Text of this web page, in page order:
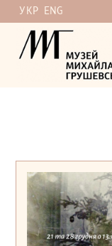
УКР ENG